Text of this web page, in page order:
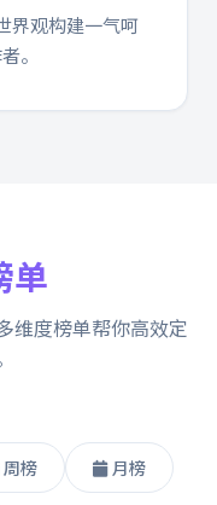
界观构建一气呵
。
单
维度榜单帮你高效定
周榜 月榜